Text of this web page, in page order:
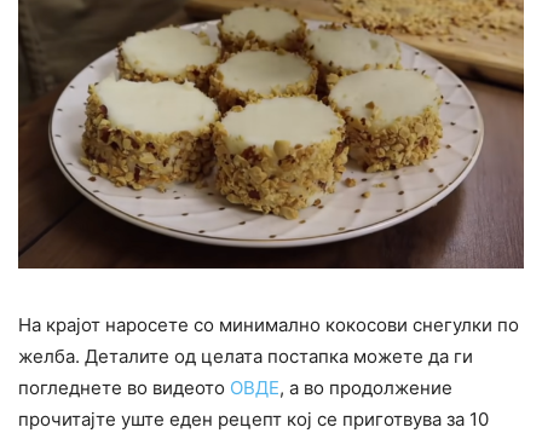
На крајот наросете со минимално кокосови снегулки по
желба. Деталите од целата постапка можете да ги
погледнете во видеото ОВДЕ, а во продолжение
прочитајте уште еден рецепт кој се приготвува за 10